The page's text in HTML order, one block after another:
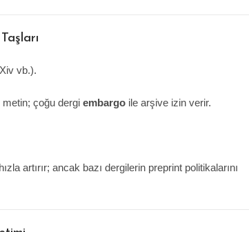
vb.).
çoğu dergi embargo ile arşive izin verir.
artırır; ancak bazı dergilerin preprint politikalarını